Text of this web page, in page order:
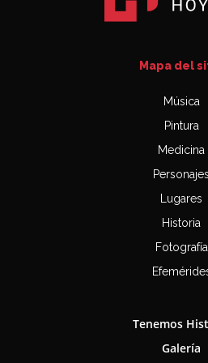
Mapa del
Música
Pintura
Medicina
Personajes
Lugares
Historia
Fotografía
Tenemos
Galería